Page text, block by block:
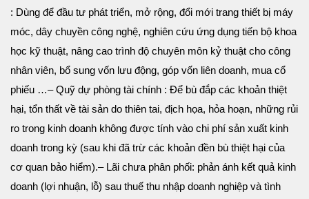
: Dùng để đầu tư phát triển, mở rộng, đổi mới trang thiết bị máy
móc, dây chuyền công nghệ, nghiên cứu ứng dụng tiến bộ khoa
học kỹ thuật, nâng cao trình độ chuyên môn kỷ thuật cho công
nhân viên, bổ sung vốn lưu động, góp vốn liên doanh, mua cổ
phiếu …– Quỹ dự phòng tài chính : Để bù đắp các khoản thiệt
hại, tổn thất về tài sản do thiên tai, địch họa, hỏa hoạn, những rủi
ro trong kinh doanh không được tính vào chi phí sản xuất kinh
doanh trong kỳ (sau khi đã trừ các khoản đền bù thiệt hại của
cơ quan bảo hiểm).– Lãi chưa phân phối: phản ánh kết quả kinh
doanh (lợi nhuận, lỗ) sau thuế thu nhập doanh nghiệp và tình